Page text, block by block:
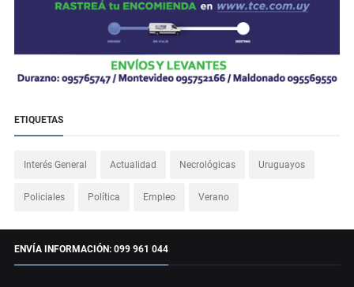
ETIQUETAS
Interés General Actualidad Necrológicas Uruguayos
Policiales Política Empleo Verano
ENVÍA INFORMACIÓN: 099 961 044